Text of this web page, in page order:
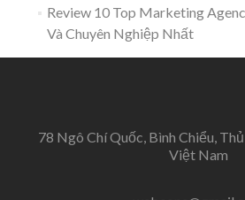
Review 10 Top Marketing
Và Chuyên Nghiệp Nhất
78 Ngô Chí Quốc, Bình Chiểu,
Việt Nam